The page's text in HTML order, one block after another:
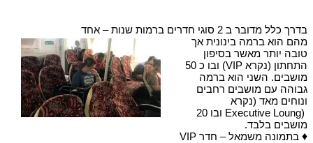
בדרך כלל מדובר ב 2 סוגי חדרים ברמות שנות – אחד
מהם הוא ברמה בינונית אך
טובה יותר מאשר בסיפון
התחתון (נקרא VIP) ובו כ 50
מושבים. השני הוא ברמה
גבוהה עם מושבים רחבים
ונוחים מאד (נקרא
(Executive Loung ובו 20
מושבים בלבד.
♦ בתמונה משמאל – חדר VIP